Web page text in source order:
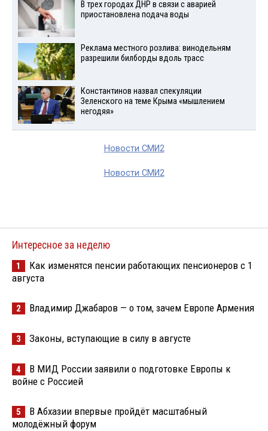
В трех городах ДНР в связи с аварией
приостановлена подача воды
Реклама местного розлива: винодельням
разрешили билборды вдоль трасс
Константинов назвал спекуляции
Зеленского на теме Крыма «мышлением
негодяя»
Новости СМИ2
Новости СМИ2
Интересное за неделю
1
Как изменятся пенсии работающих пенсионеров с 1
августа
2 Владимир Джабаров — о том, зачем Европе Армения
3 Законы, вступающие в силу в августе
4
В МИД России заявили о подготовке Европы к
войне с Россией
5
В Абхазии впервые пройдёт масштабный
молодёжный форум